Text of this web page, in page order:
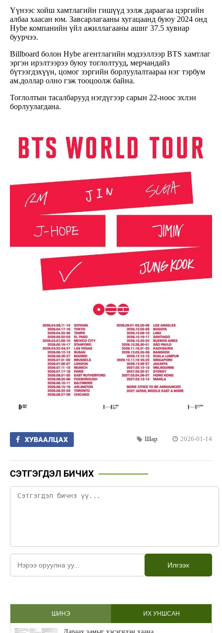
Үүнээс хойш хамтлагийн гишүүд ээлж дараагаа цэргийн
албаа хаасан юм. Завсарлагааны хугацаанд буюу 2024 онд
Hybe компанийн үйл ажиллагааны ашиг 37.5 хувиар
буурчээ.
Billboard болон Hybe агентлагийн мэдээллээр BTS хамтлаг
эргэн ирэлтээрээ буюу тоглолтууд, мерчандайз
бүтээгдэхүүн, цомог зэргийн борлуулалтаараа нэг тэрбум
ам.доллар олно гэж тооцоолж байна.
Тоглолтын тасалбарууд нэгдүгээр сарын 22-ноос эхлэн
борлуулагдана.
ХУВААЛЦАХ Шар 2026-01-14
СЭТГЭГДЭЛ БИЧИХ
Илгээх
ШИНЭ ИХ УНШСАН